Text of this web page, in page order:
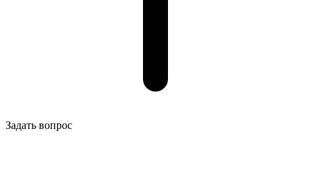
Задать вопрос